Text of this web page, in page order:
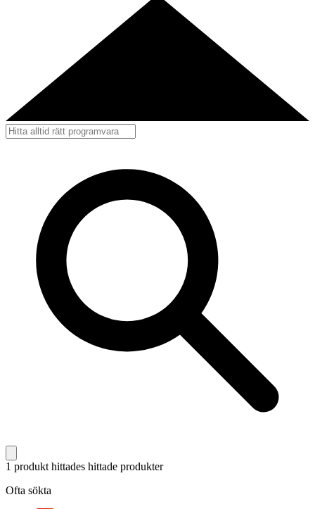
1 produkt hittades hittade produkter
Ofta sökta